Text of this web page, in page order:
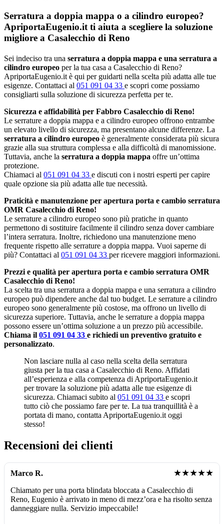
Serratura a doppia mappa o a cilindro europeo?
ApriportaEugenio.it ti aiuta a scegliere la soluzione
migliore a Casalecchio di Reno
Sei indeciso tra una serratura a doppia mappa e una serratura a
cilindro europeo per la tua casa a Casalecchio di Reno?
ApriportaEugenio.it è qui per guidarti nella scelta più adatta alle tue
esigenze. Contattaci al 051 091 04 33 e scopri come possiamo
consigliarti sulla soluzione di sicurezza perfetta per te.
Sicurezza e affidabilità per Fabbro Casalecchio di Reno!
Le serrature a doppia mappa e a cilindro europeo offrono entrambe
un elevato livello di sicurezza, ma presentano alcune differenze. La
serratura a cilindro europeo è generalmente considerata più sicura
grazie alla sua struttura complessa e alla difficoltà di manomissione.
Tuttavia, anche la serratura a doppia mappa offre un’ottima
protezione.
Chiamaci al 051 091 04 33 e discuti con i nostri esperti per capire
quale opzione sia più adatta alle tue necessità.
Praticità e manutenzione per apertura porta e cambio serratura
OMR Casalecchio di Reno!
Le serrature a cilindro europeo sono più pratiche in quanto
permettono di sostituire facilmente il cilindro senza dover cambiare
l’intera serratura. Inoltre, richiedono una manutenzione meno
frequente rispetto alle serrature a doppia mappa. Vuoi saperne di
più? Contattaci al 051 091 04 33 per ricevere maggiori informazioni.
Prezzi e qualità per apertura porta e cambio serratura OMR
Casalecchio di Reno!
La scelta tra una serratura a doppia mappa e una serratura a cilindro
europeo può dipendere anche dal tuo budget. Le serrature a cilindro
europeo sono generalmente più costose, ma offrono un livello di
sicurezza superiore. Tuttavia, anche le serrature a doppia mappa
possono essere un’ottima soluzione a un prezzo più accessibile.
Chiama il 051 091 04 33 e richiedi un preventivo gratuito e
personalizzato.
Non lasciare nulla al caso nella scelta della serratura
giusta per la tua casa a Casalecchio di Reno. Affidati
all’esperienza e alla competenza di ApriportaEugenio.it
per trovare la soluzione più adatta alle tue esigenze di
sicurezza. Chiamaci subito al 051 091 04 33 e scopri
tutto ciò che possiamo fare per te. La tua tranquillità è a
portata di mano, contatta ApriportaEugenio.it oggi
stesso!
Recensioni dei clienti
Marco R. ★★★★★
Chiamato per una porta blindata bloccata a Casalecchio di
Reno, Eugenio è arrivato in meno di mezz’ora e ha risolto senza
danneggiare nulla. Servizio impeccabile!